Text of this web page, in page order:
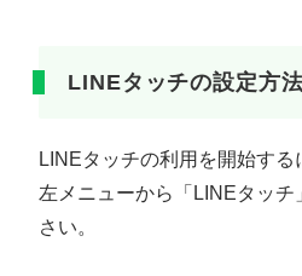
LINEタッチの設定方
LINEタッチの利用を開始す
左メニューから「LINEタッ
さい。